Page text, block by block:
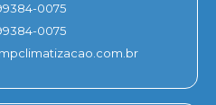
0075
0075